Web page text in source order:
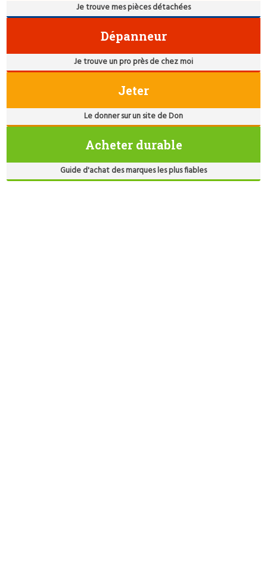
Je trouve mes pièces détachées
Dépanneur
Je trouve un pro près de chez moi
Jeter
Le donner sur un site de Don
Acheter durable
Guide d'achat des marques les plus fiables